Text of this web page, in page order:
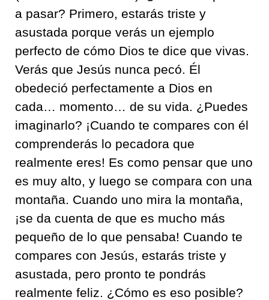
a pasar? Primero, estarás triste y
asustada porque verás un ejemplo
perfecto de cómo Dios te dice que vivas.
Verás que Jesús nunca pecó. Él
obedeció perfectamente a Dios en
cada… momento… de su vida. ¿Puedes
imaginarlo? ¡Cuando te compares con él
comprenderás lo pecadora que
realmente eres! Es como pensar que uno
es muy alto, y luego se compara con una
montaña. Cuando uno mira la montaña,
¡se da cuenta de que es mucho más
pequeño de lo que pensaba! Cuando te
compares con Jesús, estarás triste y
asustada, pero pronto te pondrás
realmente feliz. ¿Cómo es eso posible?